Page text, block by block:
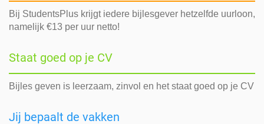
Bij StudentsPlus krijgt iedere bijlesgever hetzelfde uurloon,
namelijk €13 per uur netto!
Staat goed op je CV
Bijles geven is leerzaam, zinvol en het staat goed op je CV
Jij bepaalt de vakken